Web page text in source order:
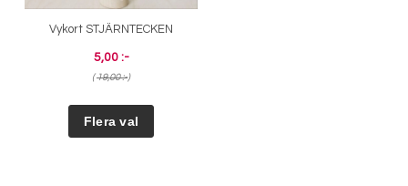
Vykort STJÄRNTECKEN
5,00 :-
(19,00 :-)